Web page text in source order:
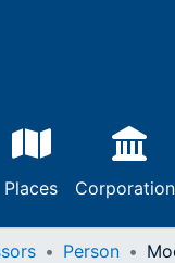
Places
Person